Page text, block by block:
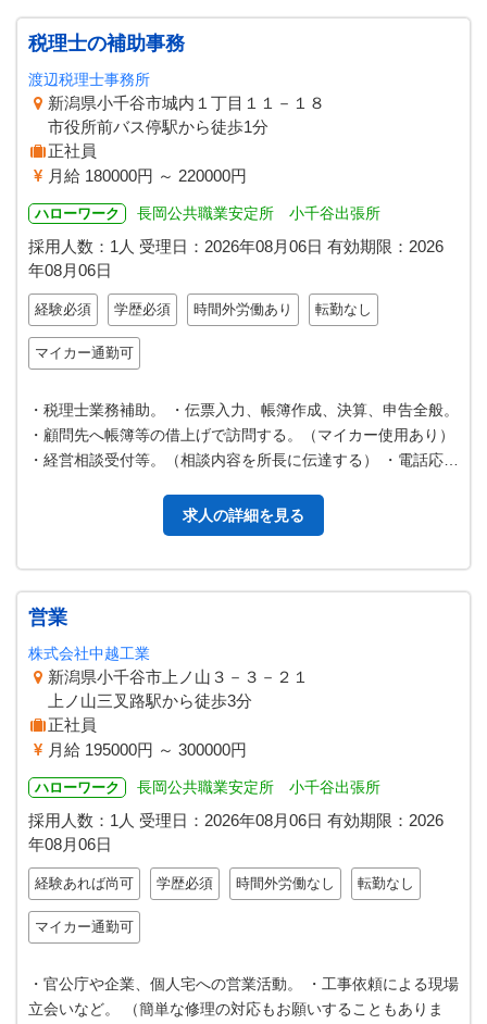
税理士の補助事務
渡辺税理士事務所
新潟県小千谷市城内１丁目１１－１８
市役所前バス停駅から徒歩1分
正社員
月給 180000円 ～ 220000円
ハローワーク 長岡公共職業安定所 小千谷出張所
採用人数：1人 受理日： 2026年08月06日 有効期限： 2026
年08月06日
経験必須 学歴必須 時間外労働あり 転勤なし
マイカー通勤可
・税理士業務補助。 ・伝票入力、帳簿作成、決算、申告全般。
・顧問先へ帳簿等の借上げで訪問する。（マイカー使用あり）
・経営相談受付等。（相談内容を所長に伝達する） ・電話応
求人の詳細を見る
営業
株式会社中越工業
新潟県小千谷市上ノ山３－３－２１
上ノ山三叉路駅から徒歩3分
正社員
月給 195000円 ～ 300000円
ハローワーク 長岡公共職業安定所 小千谷出張所
採用人数：1人 受理日： 2026年08月06日 有効期限： 2026
年08月06日
経験あれば尚可 学歴必須 時間外労働なし 転勤なし
マイカー通勤可
・官公庁や企業、個人宅への営業活動。 ・工事依頼による現場
立会いなど。 （簡単な修理の対応もお願いすることもありま